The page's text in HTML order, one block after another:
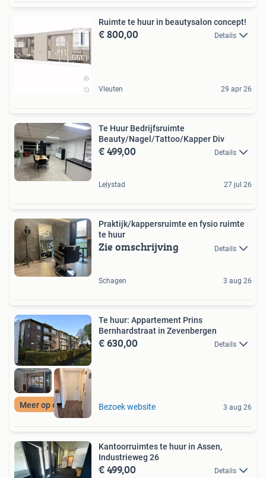
Ruimte te huur in beautysalon concept!
€ 800,00 Details
Vleuten 29 apr 26
Te Huur Bedrijfsruimte
Beauty/Nagel/Tattoo/Kapper Div
€ 499,00 Details
Lelystad 27 jul 26
Praktijk/kappersruimte en fysio ruimte
te huur
Zie omschrijving Details
Schagen 3 aug 26
Meer op onze site
Te huur: Appartement Prins
Bernhardstraat in Zevenbergen
€ 630,00 Details
Bezoek website 3 aug 26
Kantoorruimtes te huur in Assen,
Industrieweg 26
€ 499,00 Details